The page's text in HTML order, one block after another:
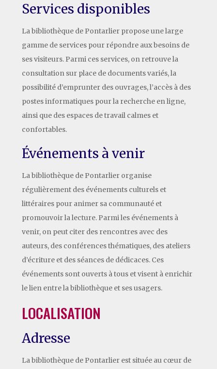
Services disponibles
La bibliothèque de Pontarlier propose une large
gamme de services pour répondre aux besoins de
ses visiteurs. Parmi ces services, on retrouve la
consultation sur place de documents variés, la
possibilité d’emprunter des ouvrages, l’accès à des
postes informatiques pour la recherche en ligne,
ainsi que des espaces de travail calmes et
confortables.
Événements à venir
La bibliothèque de Pontarlier organise
régulièrement des événements culturels et
littéraires pour animer sa communauté et
promouvoir la lecture. Parmi les événements à
venir, on peut citer des rencontres avec des
auteurs, des conférences thématiques, des ateliers
d’écriture et des séances de dédicaces. Ces
événements sont ouverts à tous et visent à enrichir
le lien entre la bibliothèque et ses usagers.
LOCALISATION
Adresse
La bibliothèque de Pontarlier est située au cœur de